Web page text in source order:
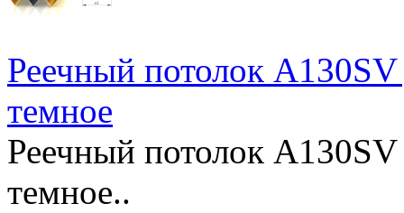
Реечный потолок A130SV
темное
Реечный потолок A130SV
темное..